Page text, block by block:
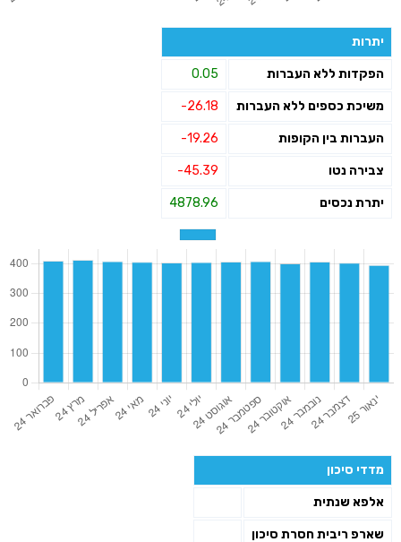
יתרות
הפקדות ללא העברות 0.05
משיכת כספים ללא העברות -26.18
העברות בין הקופות -19.26
צבירה נטו -45.39
יתרת נכסים 4878.96
מדדי סיכון
אלפא שנתית
שארפ ריבית חסרת סיכון